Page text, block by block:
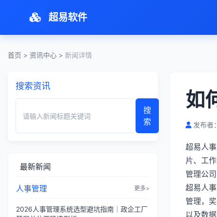
超易软件
首页 > 资讯中心 > 新闻详情
搜索资讯
搜
索
最新新闻
人事管理 更多>
2026人事管理系统选型避坑指南｜政企工厂
如
发布者
超易人
片、工
管理公
超易人
管理，
以及数